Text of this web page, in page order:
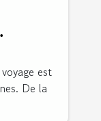
est
De la